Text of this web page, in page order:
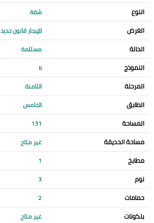
النوع شقة
الغرض للإيجار قانون جديد
الحالة مستلمة
النموذج b
المرحلة الثامنة
الطابق الخامس
المساحة 131
مساحة الحديقة غير متاح
مطابخ 1
نوم 3
حمامات 2
بلكونات غير متاح